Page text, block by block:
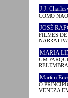
J.J.
COMO
JOSÉ
FILMES DE
MARIA
UM
Martim
O
VENEZA